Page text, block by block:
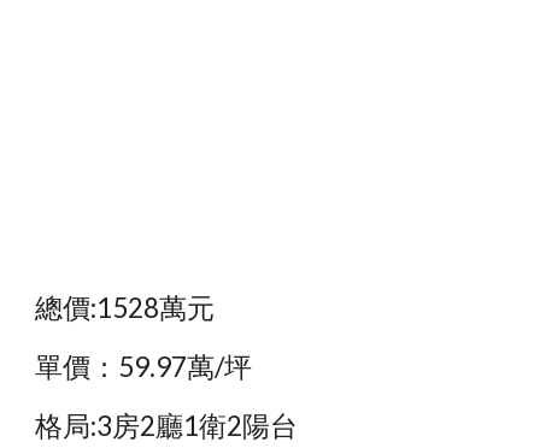
總價:1528萬元
單價：59.97萬/坪
格局:3房2廳1衛2陽台